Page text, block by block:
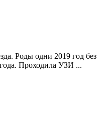
Роды одни 2019 год без
Проходила УЗИ ...